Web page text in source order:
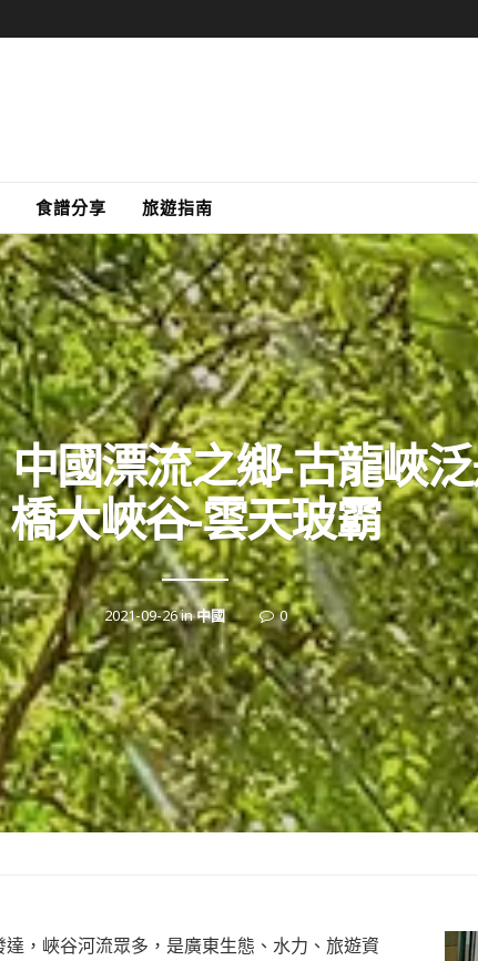
食譜分享 旅遊指南
國漂流之鄉-古龍峽
橋大峽谷-雲天玻霸
2021-09-26in中國 0
，峽谷河流眾多，是廣東生態、水力、旅遊資